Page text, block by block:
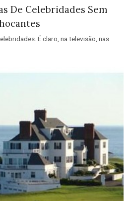
De Celebridades Sem
É claro, na televisão, nas